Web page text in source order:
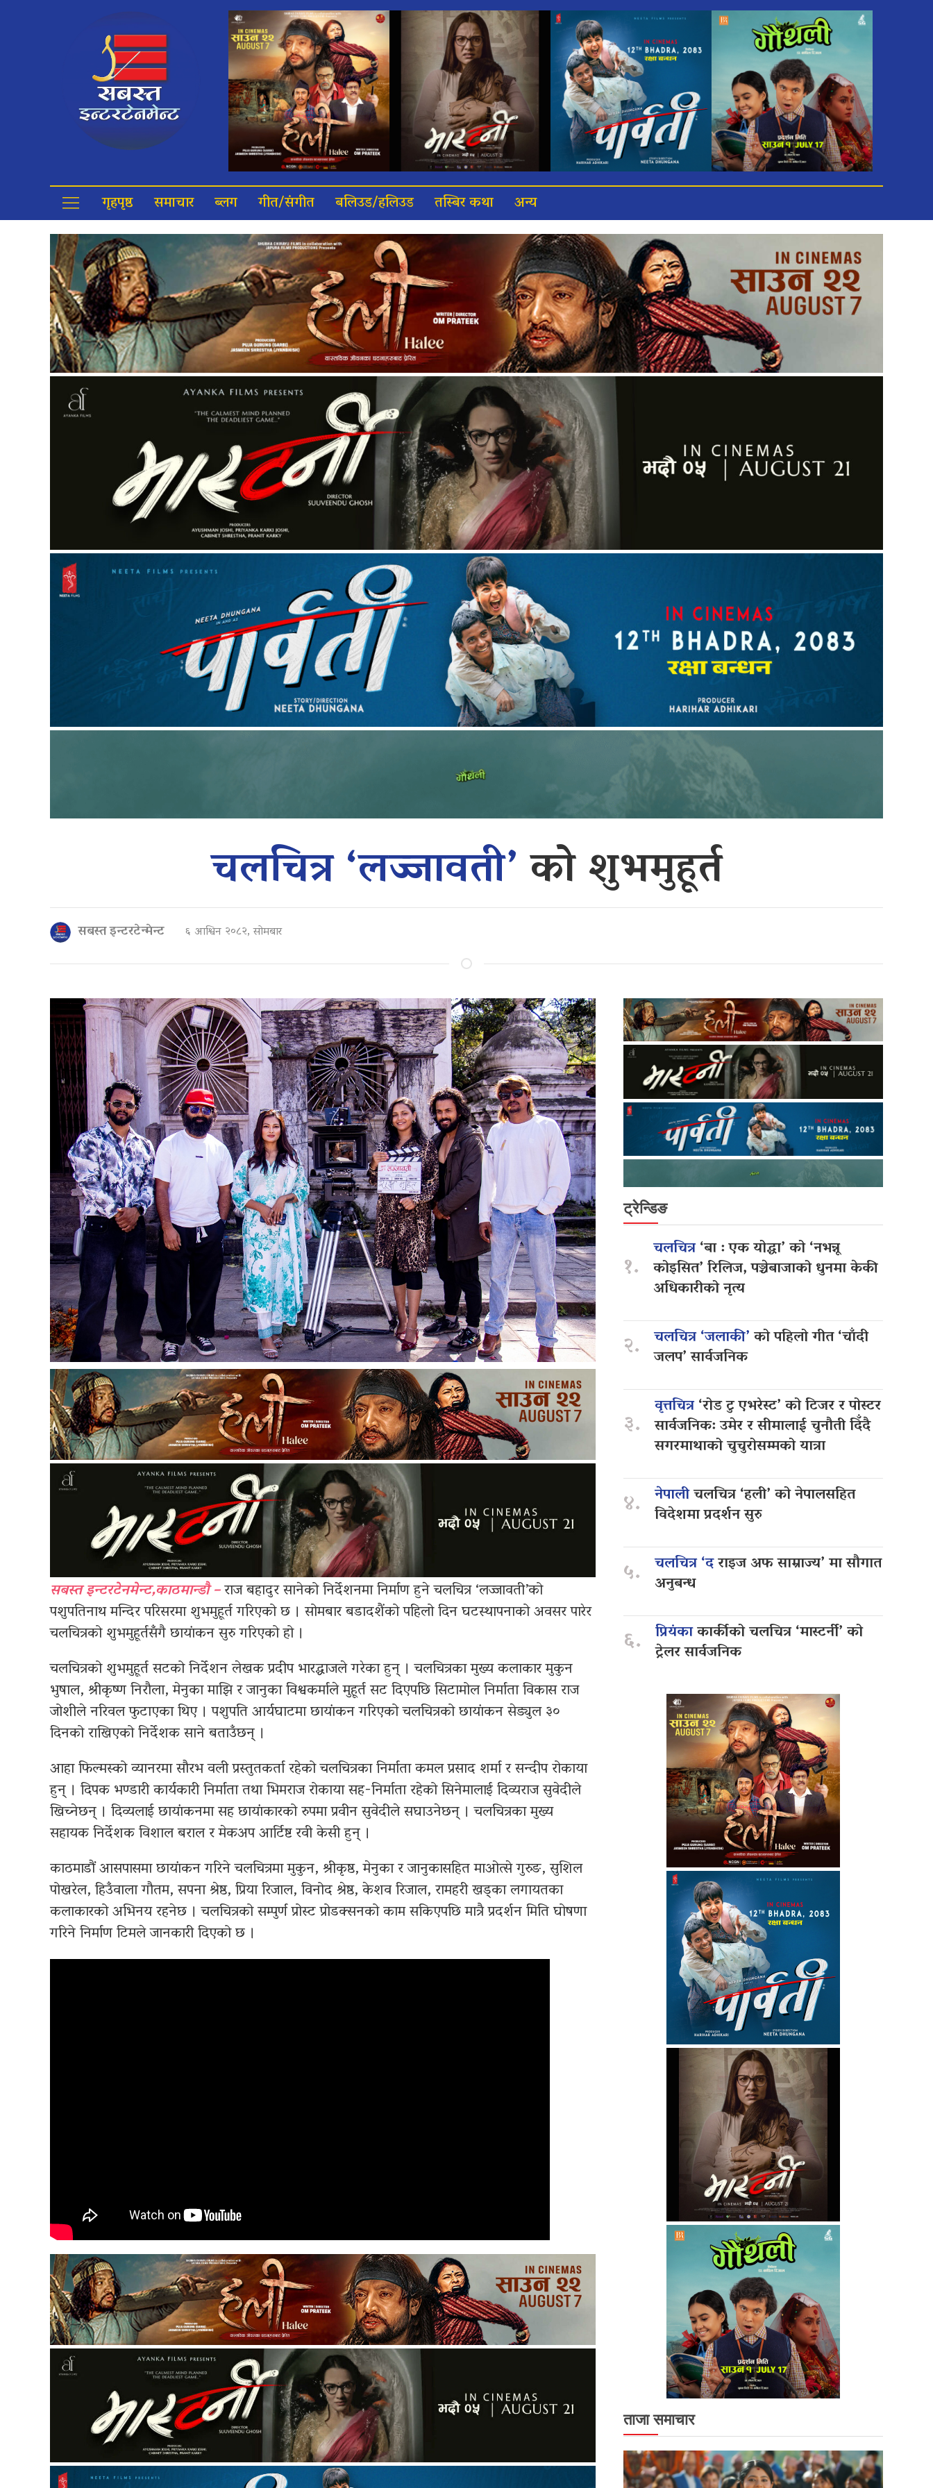
गृहपृष्ठ समाचार ब्लग गीत/संगीत बलिउड/हलिउड तस्बिर कथा अन्य
चलचित्र ‘लज्जावती’को शुभमुहूर्त
सबस्त इन्टरटेन्मेन्ट ६ आश्विन २०८२, सोमबार
सबस्त इन्टरटेनमेन्ट,काठमान्डौ –राज बहादुर सानेको निर्देशनमा निर्माण हुने चलचित्र ‘लज्जावती’को
पशुपतिनाथ मन्दिर परिसरमा शुभमुहूर्त गरिएको छ । सोमबार बडादशैंको पहिलो दिन घटस्थापनाको अवसर पारेर
चलचित्रको शुभमुहूर्तसँगै छायांकन सुरु गरिएको हो ।
चलचित्रको शुभमुहूर्त सटको निर्देशन लेखक प्रदीप भारद्धाजले गरेका हुन् । चलचित्रका मुख्य कलाकार मुकुन
भुषाल, श्रीकृष्ण निरौला, मेनुका माझि र जानुका विश्वकर्माले मुहूर्त सट दिएपछि सिटामोल निर्माता विकास राज
जोशीले नरिवल फुटाएका थिए । पशुपति आर्यघाटमा छायांकन गरिएको चलचित्रको छायांकन सेड्युल ३०
दिनको राखिएको निर्देशक साने बताउँछन् ।
आहा फिल्मस्को व्यानरमा सौरभ वली प्रस्तुतकर्ता रहेको चलचित्रका निर्माता कमल प्रसाद शर्मा र सन्दीप रोकाया
हुन् । दिपक भण्डारी कार्यकारी निर्माता तथा भिमराज रोकाया सह-निर्माता रहेको सिनेमालाई दिव्यराज सुवेदीले
खिच्नेछन् । दिव्यलाई छायांकनमा सह छायांकारको रुपमा प्रवीन सुवेदीले सघाउनेछन् । चलचित्रका मुख्य
सहायक निर्देशक विशाल बराल र मेकअप आर्टिष्ट रवी केसी हुन् ।
काठमाडौं आसपासमा छायांकन गरिने चलचित्रमा मुकुन, श्रीकृष्ठ, मेनुका र जानुकासहित माओत्से गुरुङ, सुशिल
पोखरेल, हिउँवाला गौतम, सपना श्रेष्ठ, प्रिया रिजाल, विनोद श्रेष्ठ, केशव रिजाल, रामहरी खड्का लगायतका
कलाकारको अभिनय रहनेछ । चलचित्रको सम्पुर्ण प्रोस्ट प्रोडक्सनको काम सकिएपछि मात्रै प्रदर्शन मिति घोषणा
गरिने निर्माण टिमले जानकारी दिएको छ ।
ट्रेन्डिङ
१.
चलचित्र‘बा : एक योद्धा’ को ‘नभन्नू
कोइसित’ रिलिज, पञ्चेबाजाको धुनमा केकी
अधिकारीको नृत्य
२. चलचित्र ‘जलाकी’को पहिलो गीत ‘चाँदी
जलप’ सार्वजनिक
३.
वृत्तचित्र‘रोड टु एभरेस्ट’ को टिजर र पोस्टर
सार्वजनिक: उमेर र सीमालाई चुनौती दिँदै
सगरमाथाको चुचुरोसम्मको यात्रा
४. नेपालीचलचित्र ‘हली’ को नेपालसहित
विदेशमा प्रदर्शन सुरु
५. चलचित्र ‘दराइज अफ साम्राज्य’ मा सौगात
अनुबन्ध
६. प्रियंकाकार्कीको चलचित्र ‘मास्टर्नी’ को
ट्रेलर सार्वजनिक
ताजा समाचार